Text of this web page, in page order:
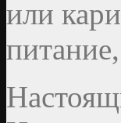
или